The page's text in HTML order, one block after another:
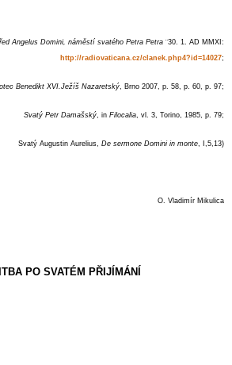
Angelus Domini, náměstí svatého Petra Petra ¨30. 1. AD MMXI:
http://radiovaticana.cz/clanek.php4?id=14027;
Benedikt XVI.Ježíš Nazaretský, Brno 2007, p. 58, p. 60, p. 97;
Svatý Petr Damašský, in Filocalia, vl. 3, Torino, 1985, p. 79;
Svatý Augustin Aurelius, De sermone Domini in monte , I,5,13)
O. Vladimír Mikulica
PO SVATÉM PŘIJÍMÁNÍ